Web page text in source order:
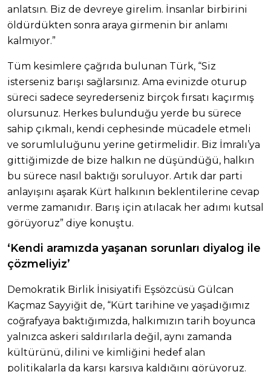
anlatsın. Biz de devreye girelim. İnsanlar birbirini
öldürdükten sonra araya girmenin bir anlamı
kalmıyor.”
Tüm kesimlere çağrıda bulunan Türk, “Siz
isterseniz barışı sağlarsınız. Ama evinizde oturup
süreci sadece seyrederseniz birçok fırsatı kaçırmış
olursunuz. Herkes bulunduğu yerde bu sürece
sahip çıkmalı, kendi cephesinde mücadele etmeli
ve sorumluluğunu yerine getirmelidir. Biz İmralı’ya
gittiğimizde de bize halkın ne düşündüğü, halkın
bu sürece nasıl baktığı soruluyor. Artık dar parti
anlayışını aşarak Kürt halkının beklentilerine cevap
verme zamanıdır. Barış için atılacak her adımı kutsal
görüyoruz” diye konuştu.
‘Kendi aramızda yaşanan sorunları diyalog ile
çözmeliyiz’
Demokratik Birlik İnisiyatifi Eşsözcüsü Gülcan
Kaçmaz Sayyiğit de, “Kürt tarihine ve yaşadığımız
coğrafyaya baktığımızda, halkımızın tarih boyunca
yalnızca askeri saldırılarla değil, aynı zamanda
kültürünü, dilini ve kimliğini hedef alan
politikalarla da karşı karşıya kaldığını görüyoruz.